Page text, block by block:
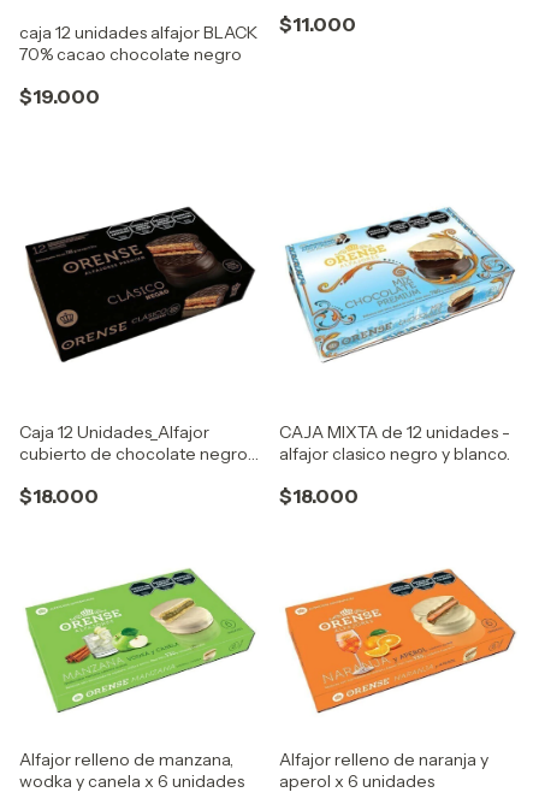
caja 12 unidades alfajor BLACK
70% cacao chocolate negro
$19.000
$11.000
Caja 12 Unidades_Alfajor
cubierto de chocolate negro
$18.000
CAJA MIXTA de 12 unidades -
alfajor clasico negro y blanco.
$18.000
Alfajor relleno de manzana,
wodka y canela x 6 unidades
Alfajor relleno de naranja y
aperol x 6 unidades